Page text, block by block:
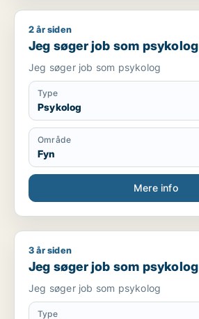
Jeg søger job som psykolog
2 år siden
Jeg søger job som psykolog
Jeg søger job som psykolog
Type
Psykolog
Område
Fyn
Mere info
Jeg søger job som psykolog
3 år siden
Jeg søger job som psykolog
Jeg søger job som psykolog
Type